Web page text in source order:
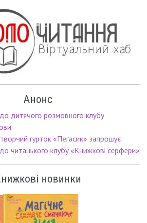
Анонс
дитячого розмовного клубу
гурток «Пегасик» запрошує
читацького клубу «Книжкові серфери»
новинки